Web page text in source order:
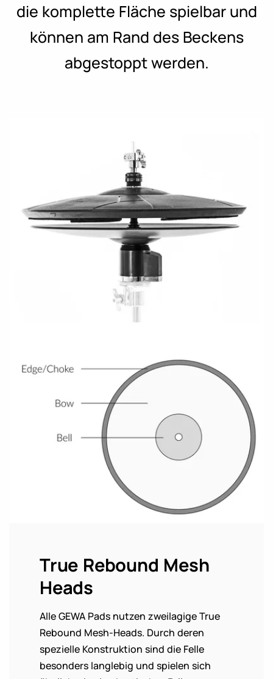
die komplette Fläche spielbar und
können am Rand des Beckens
abgestoppt werden.
True Rebound Mesh
Heads
Alle GEWA Pads nutzen zweilagige True
Rebound Mesh-Heads. Durch deren
spezielle Konstruktion sind die Felle
besonders langlebig und spielen sich